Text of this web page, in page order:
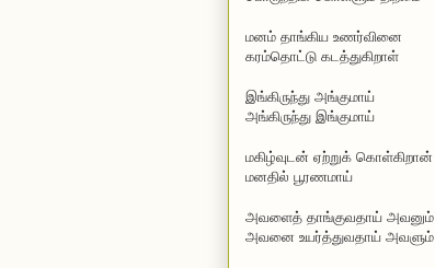
மனம் தாங்கிய உணர்வினை
கரம்தொட்டு கடத்துகிறாள்
இங்கிருந்து அங்குமாய்
அங்கிருந்து இங்குமாய்
மகிழ்வுடன் ஏற்றுக் கொள்கிறான்
மனதில் பூரணமாய்
அவளைத் தாங்குவதாய் அவனும்
அவனை உயர்த்துவதாய் அவளும்